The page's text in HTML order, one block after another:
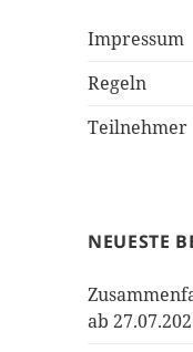
Impressum
Regeln
Teilnehmer
NEUESTE
ab